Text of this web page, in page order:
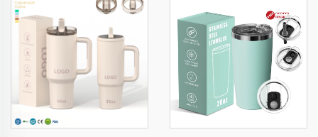
логотипом, 8 унцій, 12
унцій, 16 унцій,
портативні вакуумні
кружки з подвійними
стінками з герметичним
кришкою
трубочкою, ізольований
кубок, багаторазовий
термос з нержавіючої
сталі для сублімації